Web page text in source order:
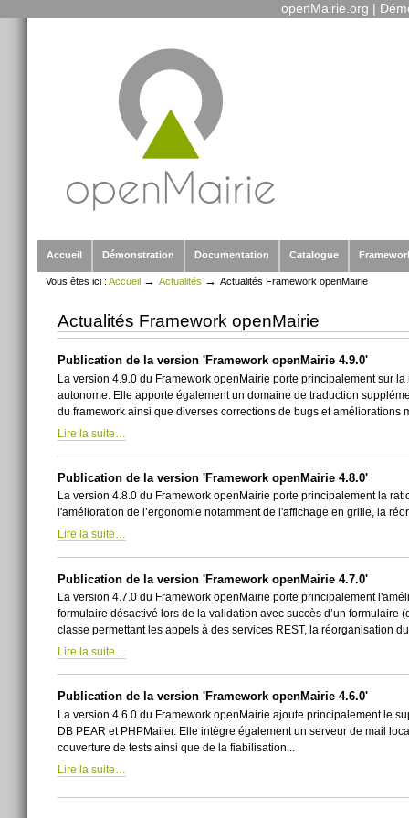
openMairie.org |
Accueil
Démonstration Documentation Catalogue
Vous êtes ici : Accueil → Actualités → Actualités Framework openMairie
Actualités Framework openMairie
Publication de la version 'Framework openMairie 4.9.0'
La version 4.9.0 du Framework openMairie porte principalement sur
autonome. Elle apporte également un domaine de traduction
du framework ainsi que diverses corrections de bugs et améliorations
Lire la suite…
Publication de la version 'Framework openMairie 4.8.0'
La version 4.8.0 du Framework openMairie porte principalement la
l'amélioration de l’ergonomie notamment de l'affichage en grille, la
Lire la suite…
Publication de la version 'Framework openMairie 4.7.0'
La version 4.7.0 du Framework openMairie porte principalement
formulaire désactivé lors de la validation avec succès d’un formulaire
classe permettant les appels à des services REST, la réorganisation
Lire la suite…
Publication de la version 'Framework openMairie 4.6.0'
La version 4.6.0 du Framework openMairie ajoute principalement le
DB PEAR et PHPMailer. Elle intègre également un serveur de mail
couverture de tests ainsi que de la fiabilisation...
Lire la suite…